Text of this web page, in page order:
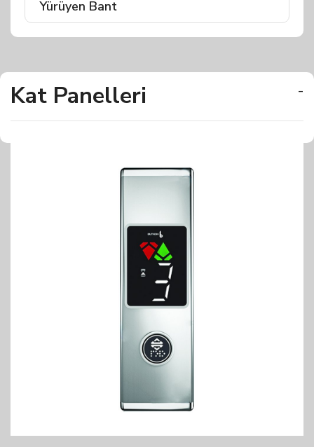
Yürüyen Bant
Kat Panelleri -